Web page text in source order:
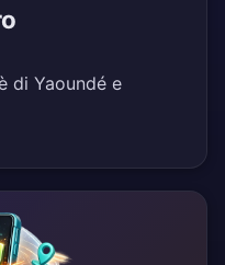
di Yaoundé e